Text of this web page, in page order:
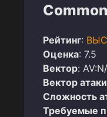
Рейтинг:
Оценка: 7.5
Вектор:
Вектор атаки
Сложность
Требуемые